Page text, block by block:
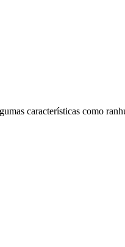
características como